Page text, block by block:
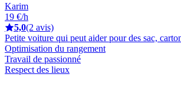
Karim
19 €/h
5,0(2 avis)
Petite voiture qui peut aider pour des sac,
Optimisation du rangement
Travail de passionné
Respect des lieux